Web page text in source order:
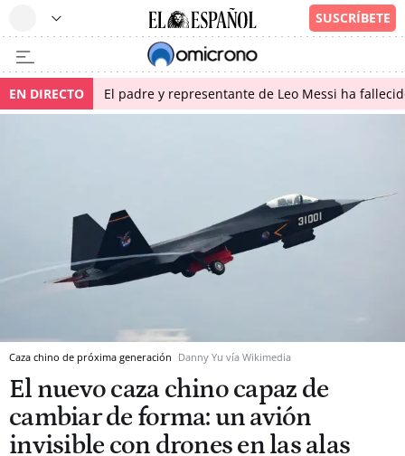
EN DIRECTO El padre y representante de Leo Messi ha
Caza chino de próxima generación Danny Yu vía Wikimedia
El nuevo caza chino capaz de
cambiar de forma: un avión
invisible con drones en las alas